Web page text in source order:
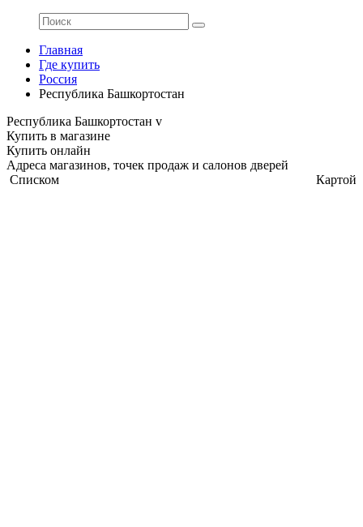
Главная
Где купить
Россия
Республика Башкортостан
Республика Башкортостан v
Купить в магазине
Купить онлайн
Адреса магазинов, точек продаж и салонов дверей
Списком
Картой